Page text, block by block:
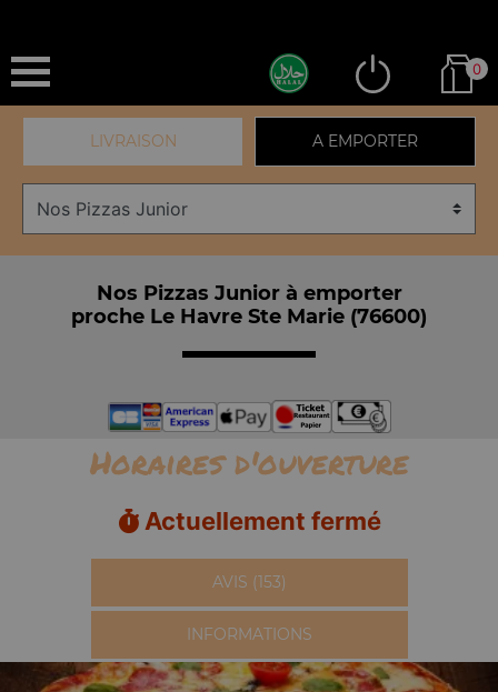
0
LIVRAISON A EMPORTER
Nos Pizzas Junior à emporter
proche Le Havre Ste Marie (76600)
Horaires d'ouverture
Actuellement fermé
AVIS (153)
INFORMATIONS